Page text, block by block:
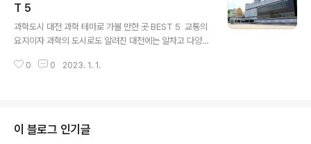
양한 우주관, 별과 물질의 기원 등 빅히스토리의 세부 주제
를 매월 즐겁고 유익한 강연과 토론, 체험, 세미나 등 다채
로운 컨텐츠 형식으로 선보입니다. 다음과 같이 각 소주제
로 매월 집중적으로 다루어 보려고 합니다. 2월 빅히스..
T 5
과학도시 대전 과학 테마로 가볼 만한 곳 BEST 5 ​ 교통의
요지이자 과학의 도시로도 알려진 대전에는 알차고 다양한
목원, 과학카페 쿠아는 과학의 도시 대전다운 명소로 남녀
앙과학관 추천: 커플, 가족, 역사, 싱글, 단체 ​아이들과 함께
대전을 여행한다면 꼭 방문해 보길 추천. 자연사관, 인류관,
0 0 2023. 1. 1.
이 블로그 인기글